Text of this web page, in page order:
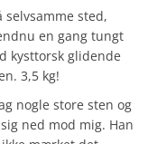
sted,
en gang tungt
kysttorsk glidende
3,5 kg!
nogle store sten og
ned mod mig. Han